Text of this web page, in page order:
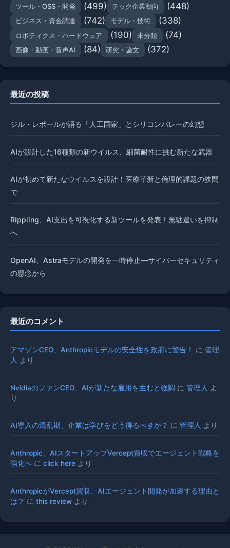
ツール・OSS・開発 (499) テック企業動向 (448)
ビジネス・資金調達 (742) モデル・技術 (338)
ロボティクス・ハードウェア (190) 未分類 (74)
画像・動画・音声AI (84) 研究・論文 (372)
最近の投稿
ジル・レポールが語る「人工国家」とシリコンバレーの幻想
AIが設計した16種類の新ウイルス、細菌耐性に挑む新たな武器
AIが初めて新たなウイルスを設計！医療革新と倫理的課題の狭間
で
Rippling、AI支出を可視化する新ツールを発表！無駄遣いを抑制
へ
OpenAI、Astraモデルの開発を一時停止—サイバーセキュリティ
の懸念から
最近のコメント
アマゾンCEO、Anthropicモデルの安全性を政府に警告！ に 管理
人 より
NvidiaのファンCEO、AIが新たな雇用を生むと強調 に 管理人 よ
り
AI導入の混乱期、企業は学びをどう得るべきか？ に 管理人 より
Anthropic、AIスタートアップVercept買収でエージェント戦略を
強化へ に click here より
AnthropicがVercept買収、AIエージェント開発が加速する理由と
は？ に this review より